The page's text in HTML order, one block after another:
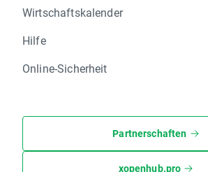
Wirtschaftskalender
Hilfe
Online-Sicherheit
Partnerschaften
xopenhub.pro